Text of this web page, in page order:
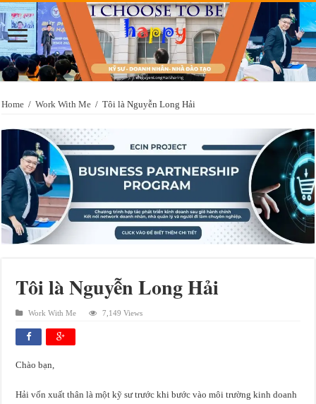
Home / Work With Me / Tôi là Nguyễn Long Hải
Tôi là Nguyễn Long Hải
Work With Me 7,149 Views
Chào bạn,
Hải vốn xuất thân là một kỹ sư trước khi bước vào môi trường kinh doanh